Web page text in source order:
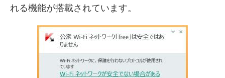
れる機能が搭載されています。